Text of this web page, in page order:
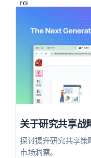
关于研究共享战
探讨提升研究共享策
市场洞察。